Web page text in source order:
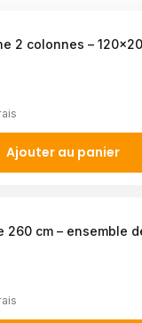
2 colonnes –
Ajouter au panier
260 cm – ensemble